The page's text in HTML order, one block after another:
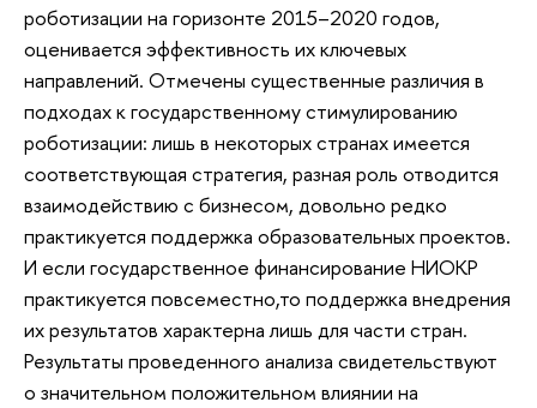
роботизации на горизонте 2015–2020 годов,
оценивается эффективность их ключевых
направлений. Отмечены существенные различия в
подходах к государственному стимулированию
роботизации: лишь в некоторых странах имеется
соответствующая стратегия, разная роль отводится
взаимодействию с бизнесом, довольно редко
практикуется поддержка образовательных проектов.
И если государственное финансирование НИОКР
практикуется повсеместно,то поддержка внедрения
их результатов характерна лишь для части стран.
Результаты проведенного анализа свидетельствуют
о значительном положительном влиянии на